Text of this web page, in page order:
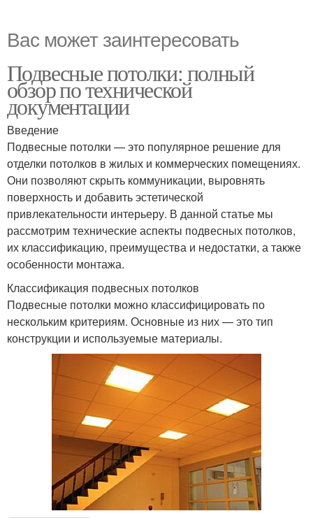
Вас может заинтересовать
Подвесные потолки: полный
обзор по технической
документации
Введение
Подвесные потолки — это популярное решение для
отделки потолков в жилых и коммерческих помещениях.
Они позволяют скрыть коммуникации, выровнять
поверхность и добавить эстетической
привлекательности интерьеру. В данной статье мы
рассмотрим технические аспекты подвесных потолков,
их классификацию, преимущества и недостатки, а также
особенности монтажа.
Классификация подвесных потолков
Подвесные потолки можно классифицировать по
нескольким критериям. Основные из них — это тип
конструкции и используемые материалы.